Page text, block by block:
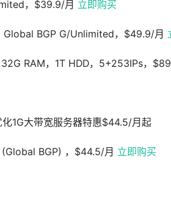
，$39.9/月 立即购买
BGP G/Unlimited，$49.9/月
RAM，1T HDD，5+253IPs，
1G大带宽服务器特惠$44.5/月起
BGP) ，$44.5/月 立即购买